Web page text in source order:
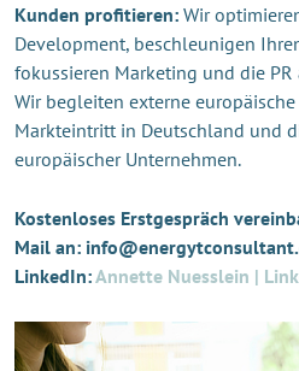
Kunden profitieren: Wir
Development, beschleunigen
fokussieren Marketing und die
Wir begleiten externe
Markteintritt in Deutschland und
europäischer Unternehmen.
Kostenloses Erstgespräch
Mail an:
LinkedIn:Annette Nuesslein |